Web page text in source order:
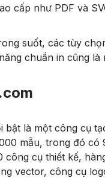
cấp như PDF và
suốt, các tùy
chuẩn in cũng là
bật là một công cụ
mẫu, trong đó có
công cụ thiết kế,
vector, công cụ